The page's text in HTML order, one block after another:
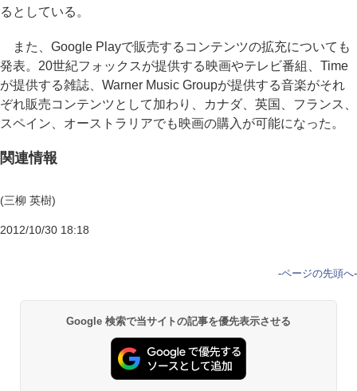
るとしている。
また、Google Playで販売するコンテンツの拡充についても
発表。20世紀フォックスが提供する映画やテレビ番組、Time
が提供する雑誌、Warner Music Groupが提供する音楽がそれ
ぞれ販売コンテンツとして加わり、カナダ、英国、フランス、
スペイン、オーストラリアでも映画の購入が可能になった。
関連情報
(三柳 英樹)
2012/10/30 18:18
-ページの先頭へ-
Google 検索で当サイトの記事を優先表示させる